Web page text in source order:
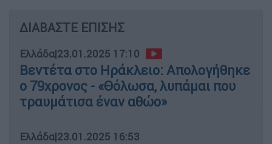
ΔΙΑΒΑΣΤΕ ΕΠΙΣΗΣ
Ελλάδα|23.01.2025 17:10
Βεντέτα στο Ηράκλειο: Απολογήθηκε
ο 79χρονος - «Θόλωσα, λυπάμαι που
τραυμάτισα έναν αθώο»
Ελλάδα|23.01.2025 16:53